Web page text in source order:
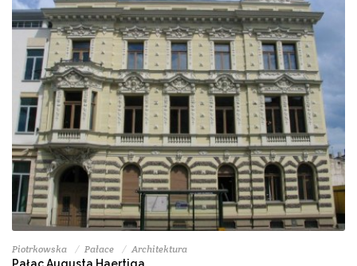
Piotrkowska Pałace Architektura
Pałac Augusta Haertiga